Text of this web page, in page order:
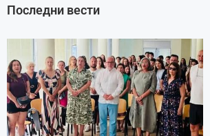
Последни вести